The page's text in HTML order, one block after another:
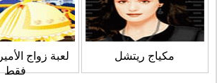
مكياج ريتشل
لعبة زواج
فقط